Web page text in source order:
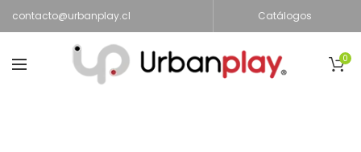
contacto@urbanplay.cl Catálogos
0